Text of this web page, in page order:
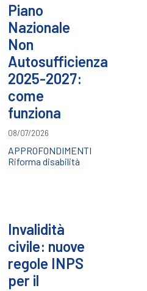
Piano
Nazionale
Non
Autosufficienza
2025-2027:
come
funziona
08/07/2026
APPROFONDIMENTI
Riforma disabilità
Invalidità
civile: nuove
regole INPS
per il